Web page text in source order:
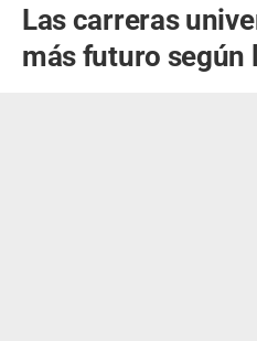
Las carreras
más futuro según